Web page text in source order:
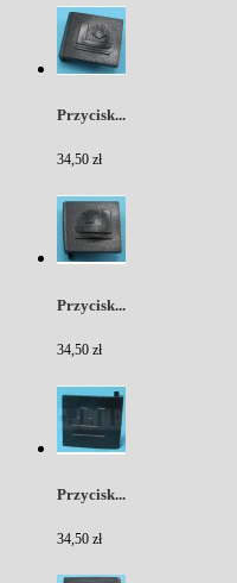
Przycisk...
34,50 zł
Przycisk...
34,50 zł
Przycisk...
34,50 zł